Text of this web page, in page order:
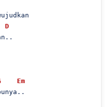
D
Em